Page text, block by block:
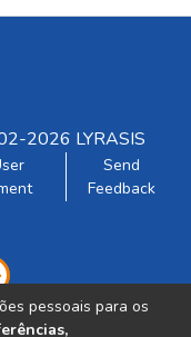
um estudo
abordagem do
deste
que
com
– idade, sexo,
e tempo no
da Atenção
Care
profissionais que
dos Atributos
2026 LYRASIS
Send
Feedback
pessoais para os